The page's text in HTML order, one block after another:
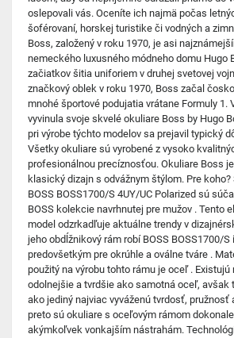
oslepovali vás. Oceníte ich najmä počas
šoférovaní, horskej turistike či vodných a
Boss, založený v roku 1970, je asi
nemeckého luxusného módneho domu Hugo
začiatkov šitia uniforiem v druhej svetovej
značkový oblek v roku 1970, Boss začal
mnohé športové podujatia vrátane Formuly 1.
vyvinula svoje skvelé okuliare Boss by Hugo
pri výrobe týchto modelov sa prejavil typický
Všetky okuliare sú vyrobené z vysoko
profesionálnou precíznosťou. Okuliare Boss
klasický dizajn s odvážnym štýlom. Pre
BOSS BOSS1700/S 4UY/UC Polarized sú
BOSS kolekcie navrhnutej pre mužov . Tento
model odzrkadľuje aktuálne trendy v
jeho obdĺžnikový rám robí BOSS BOSS1700/
predovšetkým pre okrúhle a oválne tváre .
použitý na výrobu tohto rámu je oceľ . Existujú
odolnejšie a tvrdšie ako samotná oceľ, avšak
ako jediný najviac vyváženú tvrdosť, pružnosť
preto sú okuliare s oceľovým rámom
akýmkoľvek vonkajším nástrahám.